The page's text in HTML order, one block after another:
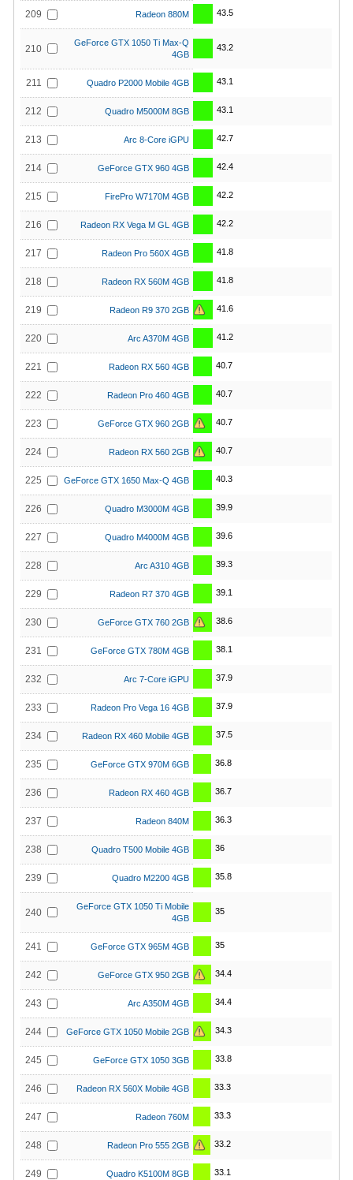
209 Radeon 880M 43.5
210
GeForce GTX 1050 Ti Max-Q
4GB
43.2
211 Quadro P2000 Mobile 4GB 43.1
212 Quadro M5000M 8GB 43.1
213 Arc 8-Core iGPU 42.7
214 GeForce GTX 960 4GB 42.4
215 FirePro W7170M 4GB 42.2
216 Radeon RX Vega M GL 4GB 42.2
217 Radeon Pro 560X 4GB 41.8
218 Radeon RX 560M 4GB 41.8
219 Radeon R9 370 2GB 41.6
220 Arc A370M 4GB 41.2
221 Radeon RX 560 4GB 40.7
222 Radeon Pro 460 4GB 40.7
223 GeForce GTX 960 2GB 40.7
224 Radeon RX 560 2GB 40.7
225 GeForce GTX 1650 Max-Q 4GB 40.3
226 Quadro M3000M 4GB 39.9
227 Quadro M4000M 4GB 39.6
228 Arc A310 4GB 39.3
229 Radeon R7 370 4GB 39.1
230 GeForce GTX 760 2GB 38.6
231 GeForce GTX 780M 4GB 38.1
232 Arc 7-Core iGPU 37.9
233 Radeon Pro Vega 16 4GB 37.9
234 Radeon RX 460 Mobile 4GB 37.5
235 GeForce GTX 970M 6GB 36.8
236 Radeon RX 460 4GB 36.7
237 Radeon 840M 36.3
238 Quadro T500 Mobile 4GB 36
239 Quadro M2200 4GB 35.8
240
GeForce GTX 1050 Ti Mobile
4GB
35
241 GeForce GTX 965M 4GB 35
242 GeForce GTX 950 2GB 34.4
243 Arc A350M 4GB 34.4
244 GeForce GTX 1050 Mobile 2GB 34.3
245 GeForce GTX 1050 3GB 33.8
246 Radeon RX 560X Mobile 4GB 33.3
247 Radeon 760M 33.3
248 Radeon Pro 555 2GB 33.2
249 Quadro K5100M 8GB 33.1